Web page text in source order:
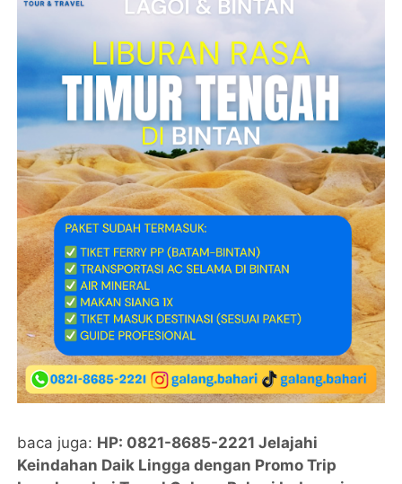
baca juga: HP: 0821-8685-2221 Jelajahi
Keindahan Daik Lingga dengan Promo Trip